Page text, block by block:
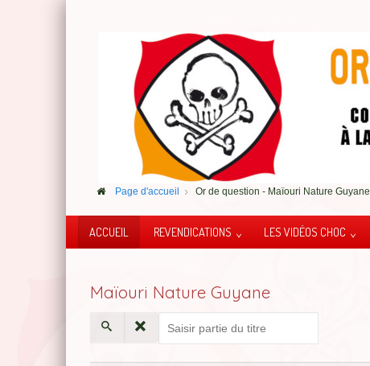
Page d'accueil Or de question - Maïouri Nature Guyane
ACCUEIL REVENDICATIONS LES VIDÉOS CHOC
Maïouri Nature Guyane